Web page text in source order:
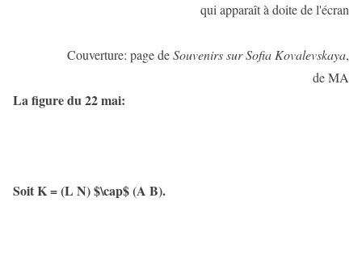
qui apparaît à doite de l'écran
Couverture: page deSouvenirs sur Sofia Kovalevskaya,
de MA
La figure du 22 mai:
Soit K = (L N) $\cap$ (A B).